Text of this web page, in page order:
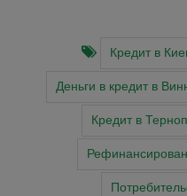
Кредит в
Деньги в кредит в
Кредит в